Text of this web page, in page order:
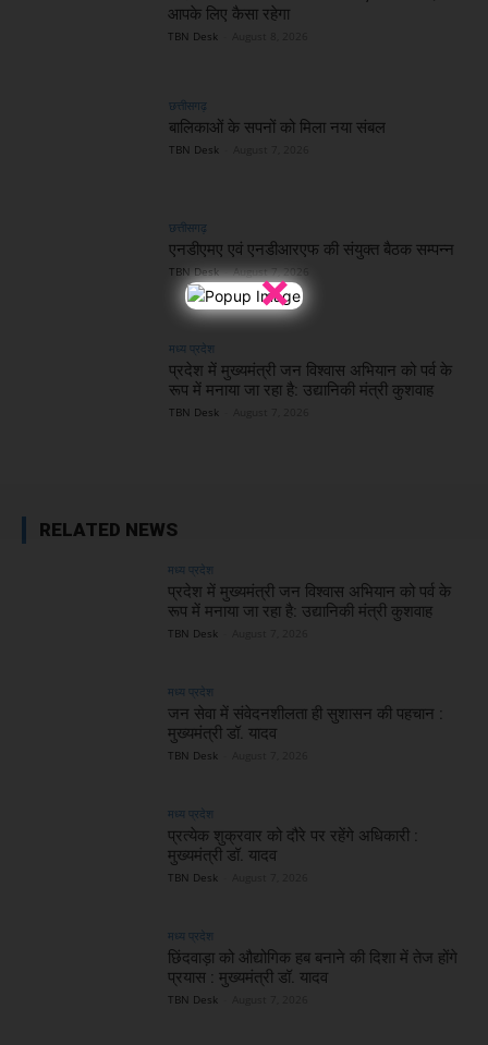
×
आपके लिए कैसा रहेगा
TBN Desk
छत्तीसगढ़
बालिकाओं के सपनों को मिला नया संबल
TBN Desk
छत्तीसगढ़
एनडीएमए एवं एनडीआरएफ की संयुक्त बैठक सम्पन्न
TBN Desk - August 7, 2026
मध्य प्रदेश
प्रदेश में मुख्यमंत्री जन विश्वास अभियान को पर्व के
रूप में मनाया जा रहा है: उद्यानिकी मंत्री कुशवाह
TBN Desk
RELATED NEWS
मध्य प्रदेश
प्रदेश में मुख्यमंत्री जन विश्वास अभियान को पर्व के
रूप में मनाया जा रहा है: उद्यानिकी मंत्री कुशवाह
TBN Desk
मध्य प्रदेश
जन सेवा में संवेदनशीलता ही सुशासन की पहचान :
मुख्यमंत्री डॉ. यादव
TBN Desk
मध्य प्रदेश
प्रत्येक शुक्रवार को दौरे पर रहेंगे अधिकारी :
मुख्यमंत्री डॉ. यादव
TBN Desk
मध्य प्रदेश
छिंदवाड़ा को औद्योगिक हब बनाने की दिशा में तेज होंगे
प्रयास : मुख्यमंत्री डॉ. यादव
TBN Desk